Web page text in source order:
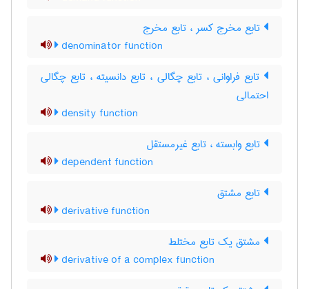
تابع مخرج کسر ، تابع مخرج
denominator function
تابع فراوانی ، تابع چگالی ، تابع دانسیته ، تابع چگالی
احتمالی
density function
تابع وابسته ، تابع غیرمستقل
dependent function
تابع مشتق
derivative function
مشتق یک تابع مختلط
derivative of a complex function